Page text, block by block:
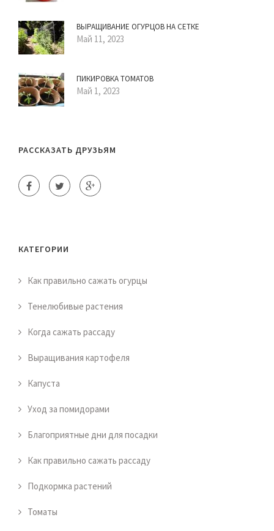
ВЫРАЩИВАНИЕ ОГУРЦОВ НА СЕТКЕ
Май 11, 2023
ПИКИРОВКА ТОМАТОВ
Май 1, 2023
РАССКАЗАТЬ ДРУЗЬЯМ
КАТЕГОРИИ
Как правильно сажать огурцы
Тенелюбивые растения
Когда сажать рассаду
Выращивания картофеля
Капуста
Уход за помидорами
Благоприятные дни для посадки
Как правильно сажать рассаду
Подкормка растений
Томаты